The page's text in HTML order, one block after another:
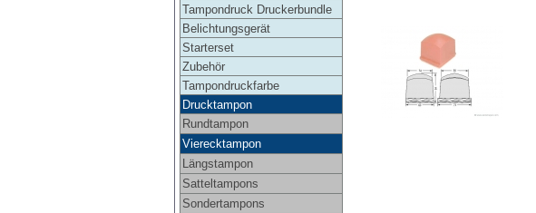
Tampondruck Druckerbundle
Belichtungsgerät
Starterset
Zubehör
Tampondruckfarbe
Drucktampon
Rundtampon
Vierecktampon
Längstampon
Satteltampons
Sondertampons